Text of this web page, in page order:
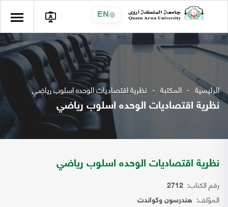
EN
الرئيسية المكتبة نظرية اقتصاديات الوحده اسلوب رياضي
نظرية اقتصاديات الوحده اسلوب رياضي
نظرية اقتصاديات الوحده اسلوب رياضي
رقم الكتاب: 2712
المؤلف: هندرسون وكواندت